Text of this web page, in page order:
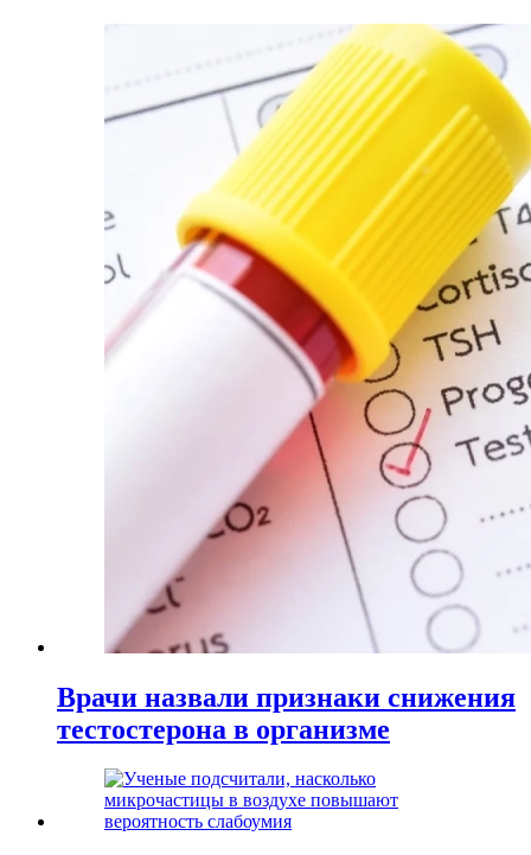
Врачи назвали признаки снижения
тестостерона в организме